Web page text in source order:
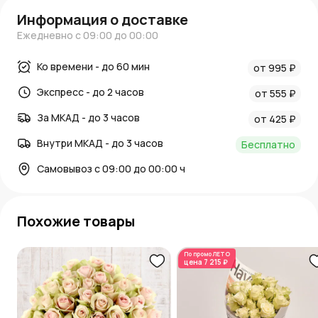
Информация о доставке
Ежедневно с 09:00 до 00:00
Ко времени - до 60 мин
от 995 ₽
Экспресс - до 2 часов
от 555 ₽
За МКАД - до 3 часов
от 425 ₽
Внутри МКАД - до 3 часов
Бесплатно
Самовывоз с 09:00 до 00:00 ч
Похожие товары
По промоЛЕТО
цена 7 215 ₽